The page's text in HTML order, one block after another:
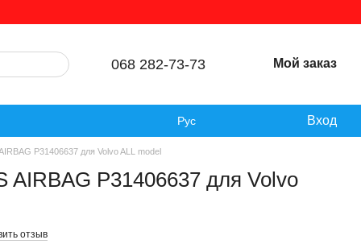
068 282-73-73 Мой заказ
Рус Вход
P31406637 для Volvo ALL model
AIRBAG P31406637 для Volvo
отзыв